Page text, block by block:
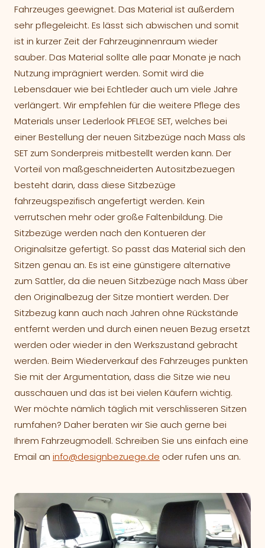
Fahrzeuges geewignet. Das Material ist außerdem
sehr pflegeleicht. Es lässt sich abwischen und somit
ist in kurzer Zeit der Fahrzeuginnenraum wieder
sauber. Das Material sollte alle paar Monate je nach
Nutzung imprägniert werden. Somit wird die
Lebensdauer wie bei Echtleder auch um viele Jahre
verlängert. Wir empfehlen für die weitere Pflege des
Materials unser Lederlook PFLEGE SET, welches bei
einer Bestellung der neuen Sitzbezüge nach Mass als
SET zum Sonderpreis mitbestellt werden kann. Der
Vorteil von maßgeschneiderten Autositzbezuegen
besteht darin, dass diese Sitzbezüge
fahrzeugspezifisch angefertigt werden. Kein
verrutschen mehr oder große Faltenbildung. Die
Sitzbezüge werden nach den Kontueren der
Originalsitze gefertigt. So passt das Material sich den
Sitzen genau an. Es ist eine günstigere alternative
zum Sattler, da die neuen Sitzbezüge nach Mass über
den Originalbezug der Sitze montiert werden. Der
Sitzbezug kann auch nach Jahren ohne Rückstände
entfernt werden und durch einen neuen Bezug ersetzt
werden oder wieder in den Werkszustand gebracht
werden. Beim Wiederverkauf des Fahrzeuges punkten
Sie mit der Argumentation, dass die Sitze wie neu
ausschauen und das ist bei vielen Käufern wichtig.
Wer möchte nämlich täglich mit verschlisseren Sitzen
rumfahen? Daher beraten wir Sie auch gerne bei
Ihrem Fahrzeugmodell. Schreiben Sie uns einfach eine
Email an info@designbezuege.de oder rufen uns an.
Bildnachweise